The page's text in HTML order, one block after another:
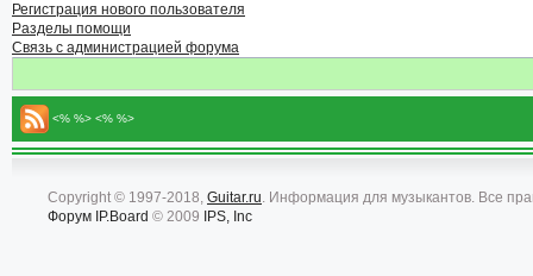
Регистрация нового пользователя
Разделы помощи
Связь с администрацией форума
<% %> <% %>
Copyright © 1997-2018, Guitar.ru. Информация для музыкантов. Все
Форум IP.Board © 2009 IPS, Inc